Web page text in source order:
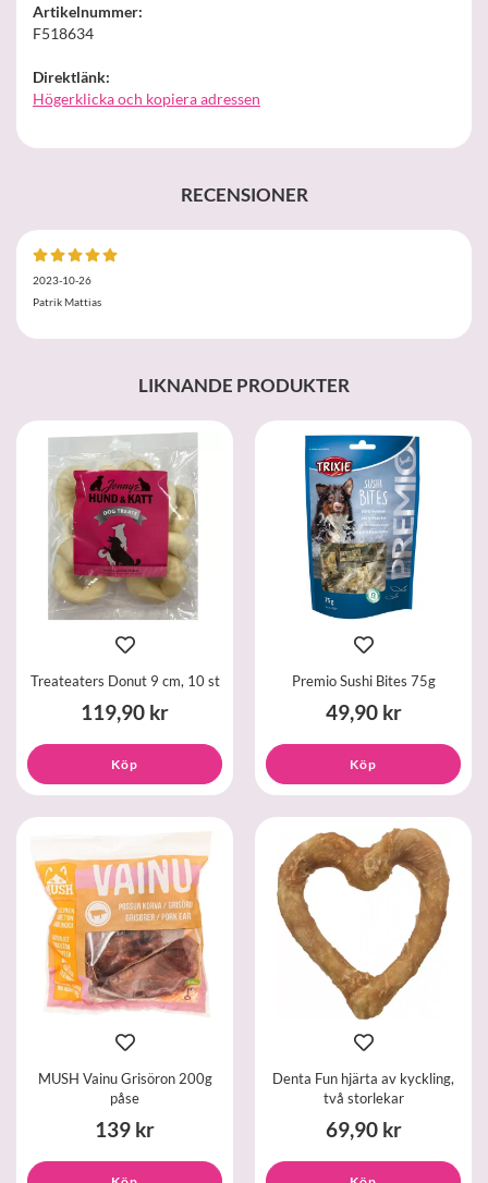
Artikelnummer:
F518634
Direktlänk:
Högerklicka och kopiera adressen
RECENSIONER
2023-10-26
Patrik Mattias
LIKNANDE PRODUKTER
Treateaters Donut 9 cm, 10 st
119,90 kr
Köp
Premio Sushi Bites 75g
49,90 kr
Köp
MUSH Vainu Grisöron 200g
påse
139 kr
Denta Fun hjärta av kyckling,
två storlekar
69,90 kr